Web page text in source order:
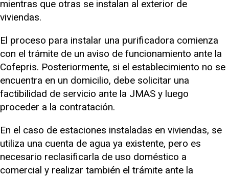
mientras que otras se instalan al exterior de
viviendas.
El proceso para instalar una purificadora comienza
con el trámite de un aviso de funcionamiento ante la
Cofepris. Posteriormente, si el establecimiento no se
encuentra en un domicilio, debe solicitar una
factibilidad de servicio ante la JMAS y luego
proceder a la contratación.
En el caso de estaciones instaladas en viviendas, se
utiliza una cuenta de agua ya existente, pero es
necesario reclasificarla de uso doméstico a
comercial y realizar también el trámite ante la